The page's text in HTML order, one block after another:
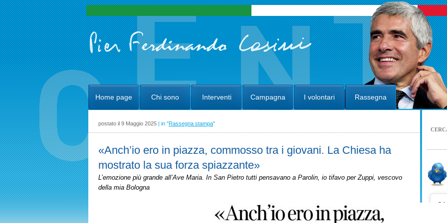
Home page Chi sono Interventi Campagna I volontari Rassegna
postato il 9 Maggio 2025 | in "Rassegna stampa"
«Anch’io ero in piazza, commosso tra i giovani. La Chiesa ha
mostrato la sua forza spiazzante»
L’emozione più grande all’Ave Maria. In San Pietro tutti pensavano a Parolin, io tifavo per Zuppi, vescovo
della mia Bologna